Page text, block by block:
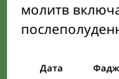
молитв
Дата